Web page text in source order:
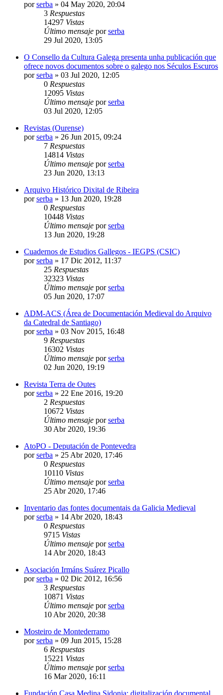
porserba » 04 May 2020, 20:04
3 Respuestas
14297 Vistas
Último mensaje porserba
29 Jul 2020, 13:05
O Consello da Cultura Galega presenta unha publicación que
ofrece novos documentos sobre o galego nos Séculos Escuros
porserba » 03 Jul 2020, 12:05
0 Respuestas
12095 Vistas
Último mensaje porserba
03 Jul 2020, 12:05
Revistas (Ourense)
porserba » 26 Jun 2015, 09:24
7 Respuestas
14814 Vistas
Último mensaje porserba
23 Jun 2020, 13:13
Arquivo Histórico Dixital de Ribeira
porserba » 13 Jun 2020, 19:28
0 Respuestas
10448 Vistas
Último mensaje porserba
13 Jun 2020, 19:28
Cuadernos de Estudios Gallegos - IEGPS (CSIC)
porserba » 17 Dic 2012, 11:37
25 Respuestas
32323 Vistas
Último mensaje porserba
05 Jun 2020, 17:07
ADM-ACS (Área de Documentación Medieval do Arquivo
da Catedral de Santiago)
porserba » 03 Nov 2015, 16:48
9 Respuestas
16302 Vistas
Último mensaje porserba
02 Jun 2020, 19:19
Revista Terra de Outes
porserba » 22 Ene 2016, 19:20
2 Respuestas
10672 Vistas
Último mensaje porserba
30 Abr 2020, 19:36
AtoPO - Deputación de Pontevedra
porserba » 25 Abr 2020, 17:46
0 Respuestas
10110 Vistas
Último mensaje porserba
25 Abr 2020, 17:46
Inventario das fontes documentais da Galicia Medieval
porserba » 14 Abr 2020, 18:43
0 Respuestas
9715 Vistas
Último mensaje porserba
14 Abr 2020, 18:43
Asociación Irmáns Suárez Picallo
porserba » 02 Dic 2012, 16:56
3 Respuestas
10871 Vistas
Último mensaje porserba
10 Abr 2020, 20:38
Mosteiro de Montederramo
porserba » 09 Jun 2015, 15:28
6 Respuestas
15221 Vistas
Último mensaje porserba
16 Mar 2020, 16:11
Fundación Casa Medina Sidonia: digitalización documental